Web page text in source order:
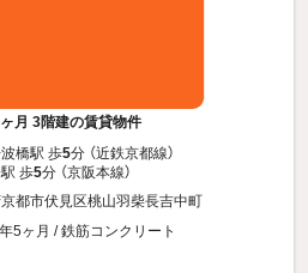
月 3階建の賃貸物件
橋駅 歩5分 （近鉄京都線）
歩5分 （京阪本線）
都市伏見区桃山羽柴長吉中町
5ヶ月 / 鉄筋コンクリート